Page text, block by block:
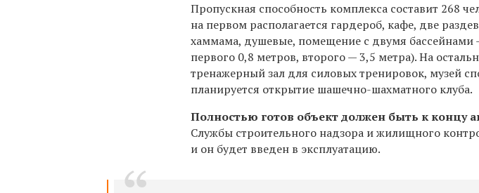
Пропускная способность комплекса составит 268
на первом располагается гардероб, кафе, две
хаммама, душевые, помещение с двумя бассейнами
первого 0,8 метров, второго — 3,5 метра). На
тренажерный зал для силовых тренировок, музей
планируется открытие шашечно-шахматного клуба.
Полностью готов объект должен быть к концу
Службы строительного надзора и жилищного
и он будет введен в эксплуатацию.